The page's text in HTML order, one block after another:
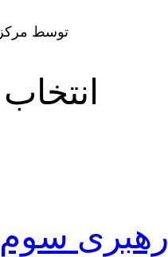
توسط مرکز
رهبری سوم